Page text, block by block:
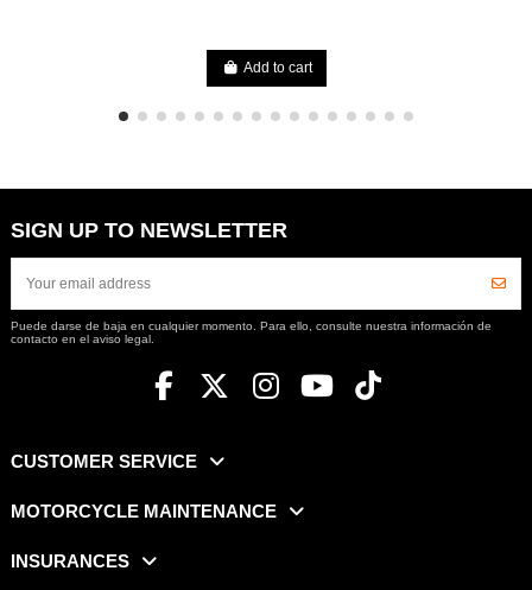
Add to cart
SIGN UP TO NEWSLETTER
Puede darse de baja en cualquier momento. Para ello, consulte nuestra información de
contacto en el aviso legal.
CUSTOMER SERVICE
MOTORCYCLE MAINTENANCE
INSURANCES